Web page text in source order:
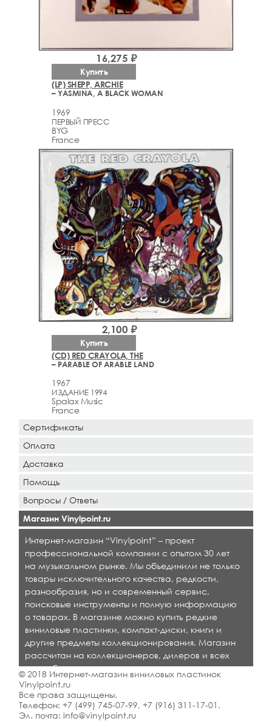
(LP) SHEPP, ARCHIE
– YASMINA, A BLACK WOMAN
1969
ПЕРВЫЙ ПРЕСС
BYG
France
16,275 ₽
Купить
(CD) RED CRAYOLA, THE
– PARABLE OF ARABLE LAND
1967
ИЗДАНИЕ 1994
Spalax Music
France
2,100 ₽
Купить
Сертификаты
Оплата
Доставка
Помощь
Вопросы / Ответы
Магазин Vinylpoint.ru
Интернет-магазин “Vinylpoint” – проект
профессиональной компании с опытом 30 лет
на музыкальном рынке. Мы объединили не только
товары исключительного качества, редкости,
разнообразия, но и современный сервис,
поисковые инструменты и полную информацию
о товарах. В магазине можно купить редкие
виниловые пластинки, компакт-диски, книги и
другие предметы коллекционирования. Магазин
рассчитан на коллекционеров, дилеров и всех
кто любит качественную музыку.
© 2018 Интернет-магазин виниловых пластинок
Vinylpoint.ru
Все права защищены.
Телефон: +7 (499) 745-07-99, +7 (916) 311-17-01 .
Эл. почта: info@vinylpoint.ru